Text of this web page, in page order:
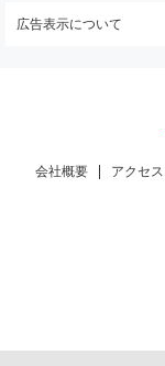
広告表示について
会社概要 アクセス